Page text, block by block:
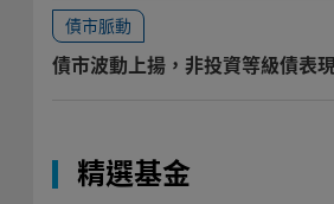
債市脈動
債市波動上揚，非投資等級債表
精選基金